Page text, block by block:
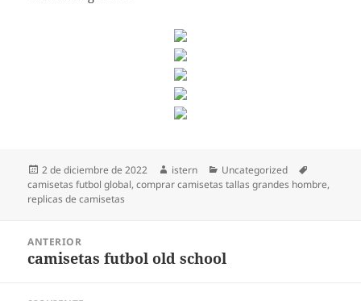
Publicado
el
2 de diciembre de 2022 Autor
istern Categorías
Uncategorized
camisetas futbol global,comprar camisetas tallas grandes hombre,
replicas de camisetas
entradas
ANTERIOR
Entrada
camisetas futbol old school